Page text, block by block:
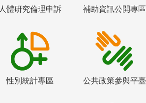
人體研究倫理申訴 補助資訊公開專區
性別統計專區 公共政策參與平臺